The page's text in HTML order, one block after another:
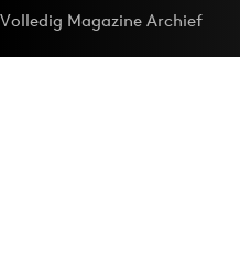
Volledig Magazine Archief